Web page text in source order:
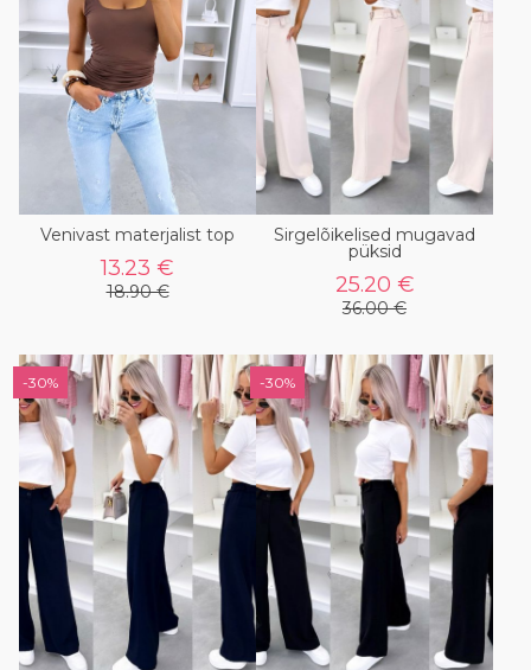
Venivast materjalist top
13.23 €
18.90 €
Sirgelõikelised mugavad
püksid
25.20 €
36.00 €
-30% -30%